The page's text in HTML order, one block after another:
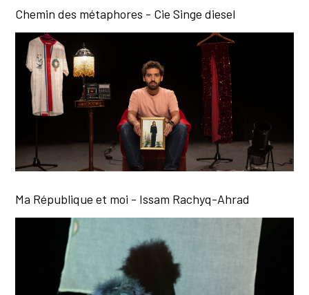
Chemin des métaphores - Cie Singe diesel
Ma République et moi - Issam Rachyq-Ahrad